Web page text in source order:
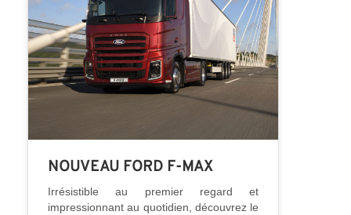
NOUVEAU FORD F-MAX
Irrésistible au premier regard et
impressionnant au quotidien, découvrez le